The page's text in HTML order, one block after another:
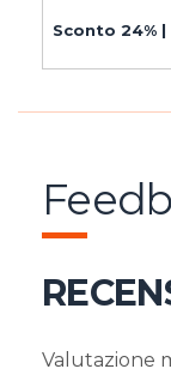
Sconto 24%
Valutazione